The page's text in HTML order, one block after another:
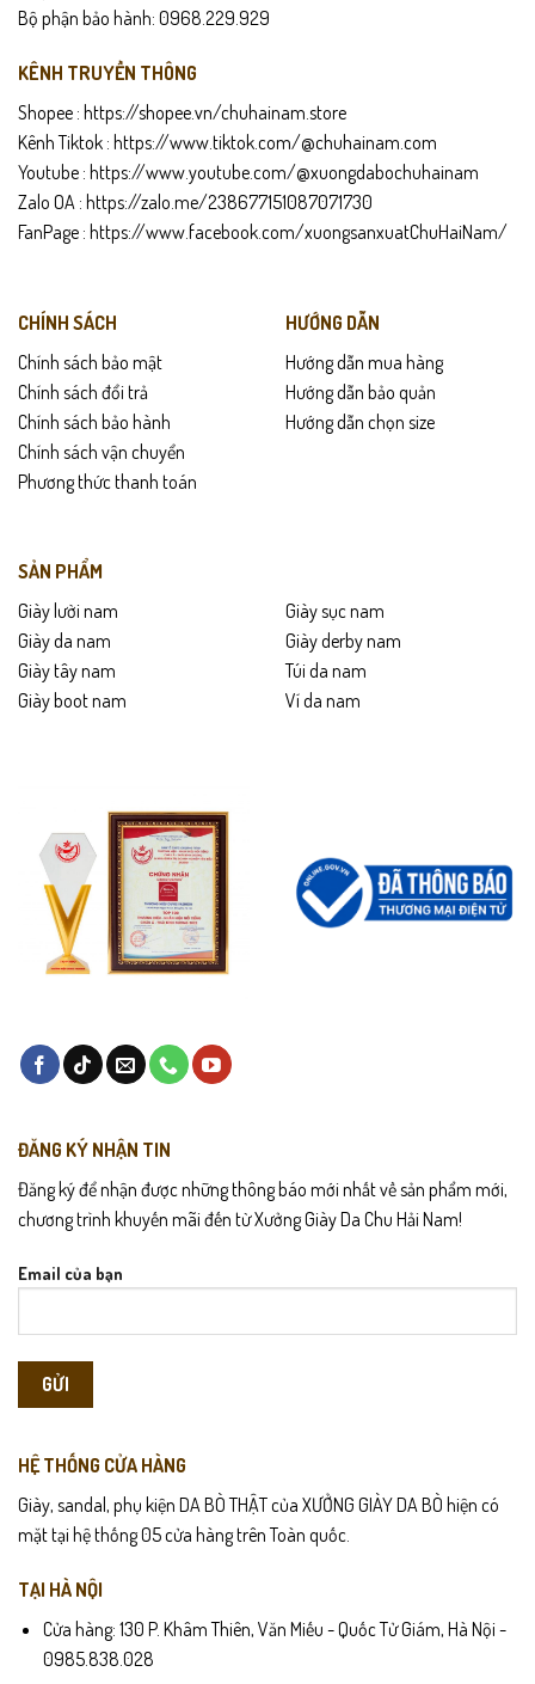
Bộ phận bảo hành: 0968.229.929
KÊNH TRUYỀN THÔNG
Shopee : https://shopee.vn/chuhainam.store
Kênh Tiktok : https://www.tiktok.com/@chuhainam.com
Youtube : https://www.youtube.com/@xuongdabochuhainam
Zalo OA : https://zalo.me/238677151087071730
FanPage : https://www.facebook.com/xuongsanxuatChuHaiNam/
CHÍNH SÁCH
Chính sách bảo mật
Chính sách đổi trả
Chính sách bảo hành
Chính sách vận chuyển
Phương thức thanh toán
HƯỚNG DẪN
Hướng dẫn mua hàng
Hướng dẫn bảo quản
Hướng dẫn chọn size
SẢN PHẨM
Giày lười nam
Giày da nam
Giày tây nam
Giày boot nam
Giày sục nam
Giày derby nam
Túi da nam
Ví da nam
ĐĂNG KÝ NHẬN TIN
Đăng ký để nhận được những thông báo mới nhất về sản phẩm mới,
chương trình khuyến mãi đến từ Xưởng Giày Da Chu Hải Nam!
Email của bạn
HỆ THỐNG CỬA HÀNG
Giày, sandal, phụ kiện DA BÒ THẬT của XƯỞNG GIÀY DA BÒ hiện có
mặt tại hệ thống 05 cửa hàng trên Toàn quốc.
TẠI HÀ NỘI
Cửa hàng: 130 P. Khâm Thiên, Văn Miếu - Quốc Tử Giám, Hà Nội -
0985.838.028